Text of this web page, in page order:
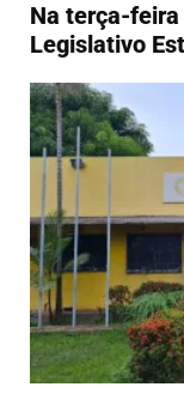
Na terça-
Legislativo